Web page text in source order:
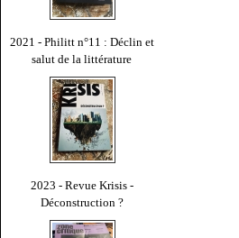
2021 - Philitt n°11 : Déclin et
salut de la littérature
2023 - Revue Krisis -
Déconstruction ?